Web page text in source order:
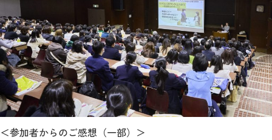
アクセス
キャンパス
案内
入試情報
お問合わせ 取材・撮影 資料請求
＜参加者からのご感想（一部）＞